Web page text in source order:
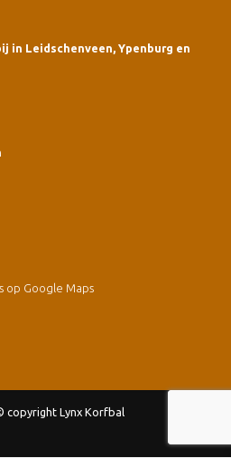
in Leidschenveen, Ypenburg en
op Google Maps
copyright Lynx Korfbal